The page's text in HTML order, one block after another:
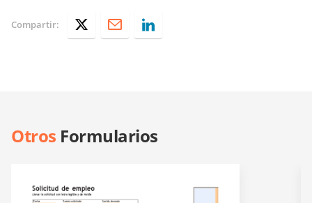
Compartir:
Otros Formularios